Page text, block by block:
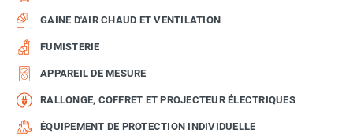
GAINE D'AIR CHAUD ET VENTILATION
FUMISTERIE
APPAREIL DE MESURE
RALLONGE, COFFRET ET PROJECTEUR ÉLECTRIQUES
ÉQUIPEMENT DE PROTECTION INDIVIDUELLE